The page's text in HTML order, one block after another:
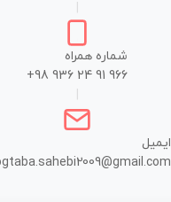
شماره همراه
+98 936 24 91 966
ایمیل